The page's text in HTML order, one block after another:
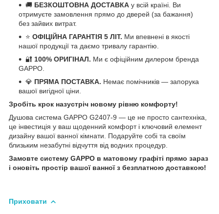
🚚 БЕЗКОШТОВНА ДОСТАВКА у всій країні. Ви
отримуєте замовлення прямо до дверей (за бажання)
без зайвих витрат.
⭐ ОФІЦІЙНА ГАРАНТІЯ 5 ЛІТ. Ми впевнені в якості
нашої продукції та даємо тривалу гарантію.
🔐 100% ОРИГІНАЛ. Ми є офіційним дилером бренда
GAPPO.
💎 ПРЯМА ПОСТАВКА. Немає помічників — запорука
вашої вигідної ціни.
Зробіть крок назустріч новому рівню комфорту!
Душова система GAPPO G2407-9 — це не просто сантехніка,
це інвестиція у ваш щоденний комфорт і ключовий елемент
дизайну вашої ванної кімнати. Подаруйте собі та своїм
близьким незабутні відчуття від водних процедур.
Замовте систему GAPPO в матовому графіті прямо зараз
і оновіть простір вашої ванної з безплатною доставкою!
Приховати